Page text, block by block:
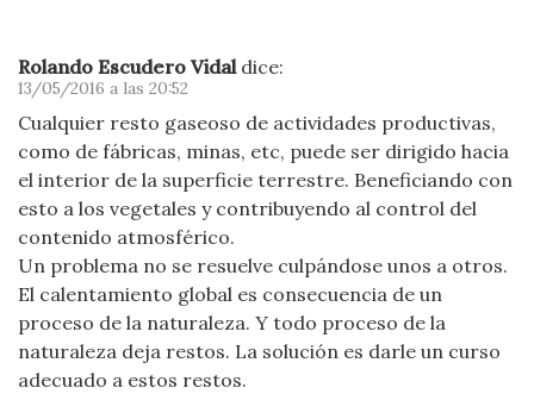
Rolando Escudero Vidal dice:
13/05/2016 a las 20:52
Cualquier resto gaseoso de actividades productivas,
como de fábricas, minas, etc, puede ser dirigido hacia
el interior de la superficie terrestre. Beneficiando con
esto a los vegetales y contribuyendo al control del
contenido atmosférico.
Un problema no se resuelve culpándose unos a otros.
El calentamiento global es consecuencia de un
proceso de la naturaleza. Y todo proceso de la
naturaleza deja restos. La solución es darle un curso
adecuado a estos restos.